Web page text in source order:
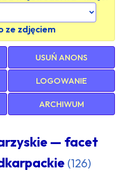
ze zdjęciem
USUŃ ANONS
LOGOWANIE
ARCHIWUM
— facet
(126)